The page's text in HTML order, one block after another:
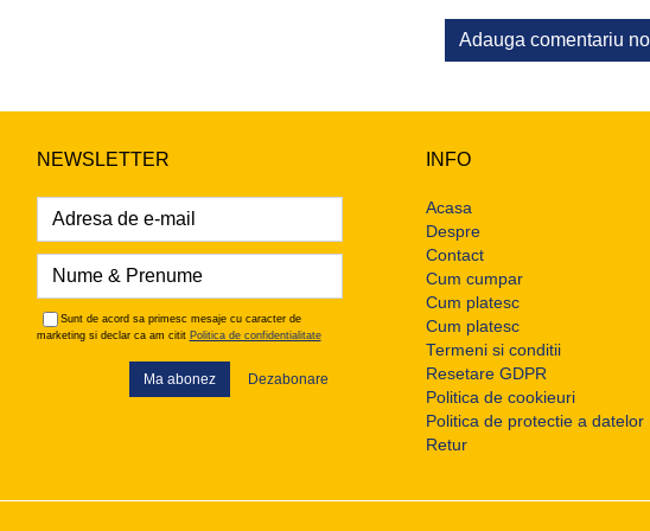
Adauga comentariu
NEWSLETTER
Sunt de acord sa primesc mesaje cu caracter de
marketing si declar ca am citit Politica de confidentialitate
Ma abonez Dezabonare
INFO
Acasa
Despre
Contact
Cum cumpar
Cum platesc
Cum platesc
Termeni si conditii
Resetare GDPR
Politica de cookieuri
Politica de protectie a datelor
Retur